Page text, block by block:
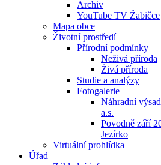
Archiv
YouTube TV Žabičce
Mapa obce
Životní prostředí
Přírodní podmínky
Neživá příroda
Živá příroda
Studie a analýzy
Fotogalerie
Náhradní
a.s.
Povodně září
Jezírko
Virtuální prohlídka
Úřad